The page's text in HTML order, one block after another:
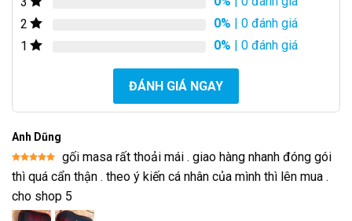
2
0% | 0 đánh giá
1
0% | 0 đánh giá
ĐÁNH GIÁ NGAY
Anh Dũng
Được xếp
hạng55
gối masa rất thoải mái . giao hàng nhanh đóng gói
thì quá cẩn thận . theo ý kiến cá nhân của mình thì lên mua .
cho shop 5